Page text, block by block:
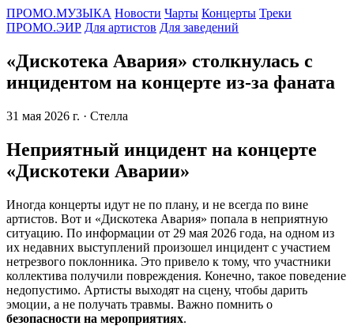
ПРОМО.МУЗЫКА Новости Чарты Концерты Треки
ПРОМО.ЭИР Для артистов Для заведений
«Дискотека Авария» столкнулась с
инцидентом на концерте из-за фаната
31 мая 2026 г. · Стелла
Неприятный инцидент на концерте
«Дискотеки Аварии»
Иногда концерты идут не по плану, и не всегда по вине
артистов. Вот и «Дискотека Авария» попала в неприятную
ситуацию. По информации от 29 мая 2026 года, на одном из
их недавних выступлений произошел инцидент с участием
нетрезвого поклонника. Это привело к тому, что участники
коллектива получили повреждения. Конечно, такое поведение
недопустимо. Артисты выходят на сцену, чтобы дарить
эмоции, а не получать травмы. Важно помнить о
безопасности на мероприятиях.